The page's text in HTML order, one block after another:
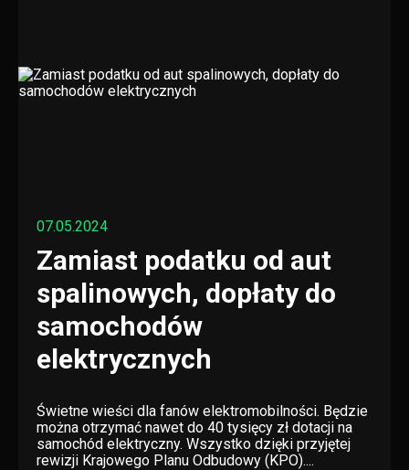
07.05.2024
Zamiast podatku od aut
spalinowych, dopłaty do
samochodów
elektrycznych
Świetne wieści dla fanów elektromobilności. Będzie
można otrzymać nawet do 40 tysięcy zł dotacji na
samochód elektryczny. Wszystko dzięki przyjętej
rewizji Krajowego Planu Odbudowy (KPO)....